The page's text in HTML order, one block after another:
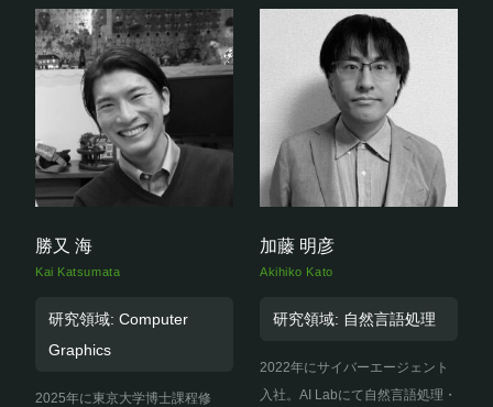
勝又 海
Kai Katsumata
研究領域: Computer
Graphics
2025年に東京大学博士課程修
加藤 明彦
Akihiko Kato
研究領域: 自然言語処理
2022年にサイバーエージェント
入社。AI Labにて自然言語処理・